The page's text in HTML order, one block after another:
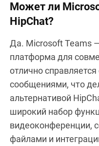
Может ли
HipChat?
Да. Microsoft Teams
платформа для
отлично
сообщениями, что
альтернативой
широкий набор
видеоконференции,
файлами и